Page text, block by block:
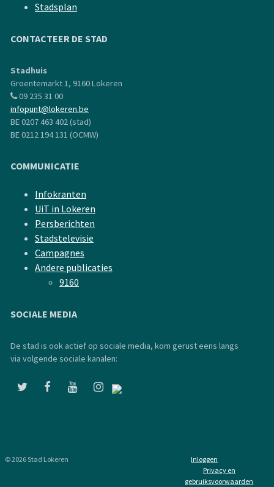
Stadsplan
CONTACTEER DE STAD
Stadhuis
Groentemarkt 1, 9160 Lokeren
09 235 31 00
infopunt@lokeren.be
BE 0207 463 402 (stad)
BE 0212 194 131 (OCMW)
COMMUNICATIE
Infokranten
UiT in Lokeren
Persberichten
Stadstelevisie
Campagnes
Andere publicaties
9160
SOCIALE MEDIA
De stad is ook actief op sociale media, kom gerust eens langs
via volgende sociale kanalen:
© 2026 Stad Lokeren
Inloggen
Privacy en
gebruiksvoorwaarden